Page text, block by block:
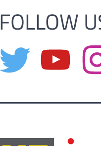
FOLLOW